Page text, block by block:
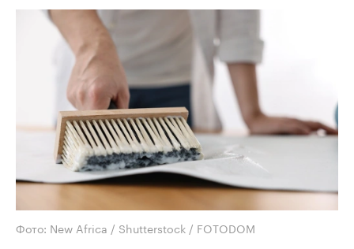
Фото: New Africa / Shutterstock / FOTODOM